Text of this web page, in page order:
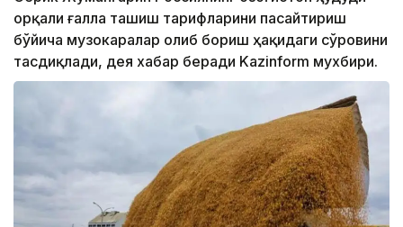
орқали ғалла ташиш тарифларини пасайтириш
бўйича музокаралар олиб бориш ҳақидаги сўровини
тасдиқлади, дея хабар беради Kazinform мухбири.